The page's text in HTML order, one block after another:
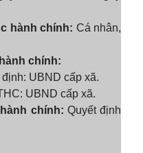
hành chính: Cá nhân,
chính:
UBND cấp xã.
UBND cấp xã.
chính: Quyết định